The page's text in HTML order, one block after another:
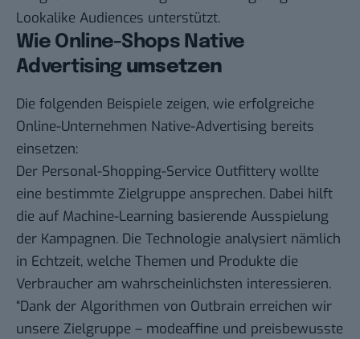
Lookalike Audiences unterstützt.
Wie Online-Shops Native
Advertisingumsetzen
Die folgenden Beispiele zeigen, wie erfolgreiche
Online-Unternehmen Native-Advertising bereits
einsetzen:
Der Personal-Shopping-Service Outfittery wollte
eine bestimmte Zielgruppe ansprechen. Dabei hilft
die auf Machine-Learning basierende Ausspielung
der Kampagnen. Die Technologie analysiert nämlich
in Echtzeit, welche Themen und Produkte die
Verbraucher am wahrscheinlichsten interessieren.
“Dank der Algorithmen von Outbrain erreichen wir
unsere Zielgruppe – modeaffine und preisbewusste